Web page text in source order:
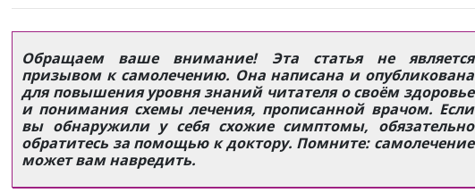
Обращаем ваше внимание! Эта статья не является
призывом к самолечению. Она написана и опубликована
для повышения уровня знаний читателя о своём здоровье
и понимания схемы лечения, прописанной врачом. Если
вы обнаружили у себя схожие симптомы, обязательно
обратитесь за помощью к доктору. Помните: самолечение
может вам навредить.